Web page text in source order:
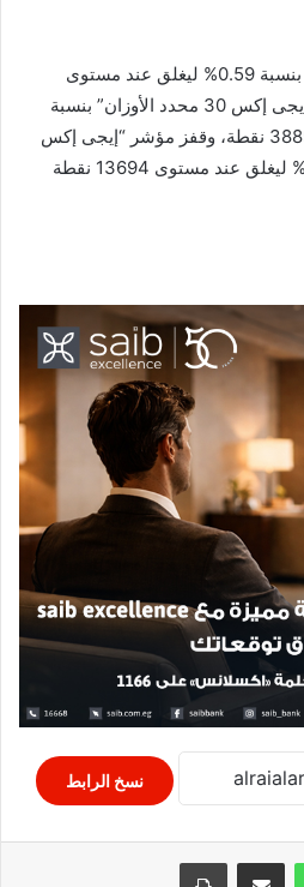
ارتفع مؤشر “إيجى إكس 30” بنسبة 0.59% ليغلق عند مستوى
31130 نقطة، وصعد مؤشر “إيجى إكس 30 محدد الأوزان” بنسبة
0.62% ليغلق عند مستوى 38858 نقطة، وقفز مؤشر “إيجى إكس
نسخ الرابط
واتساب مشاركة عبر البريد طباعة